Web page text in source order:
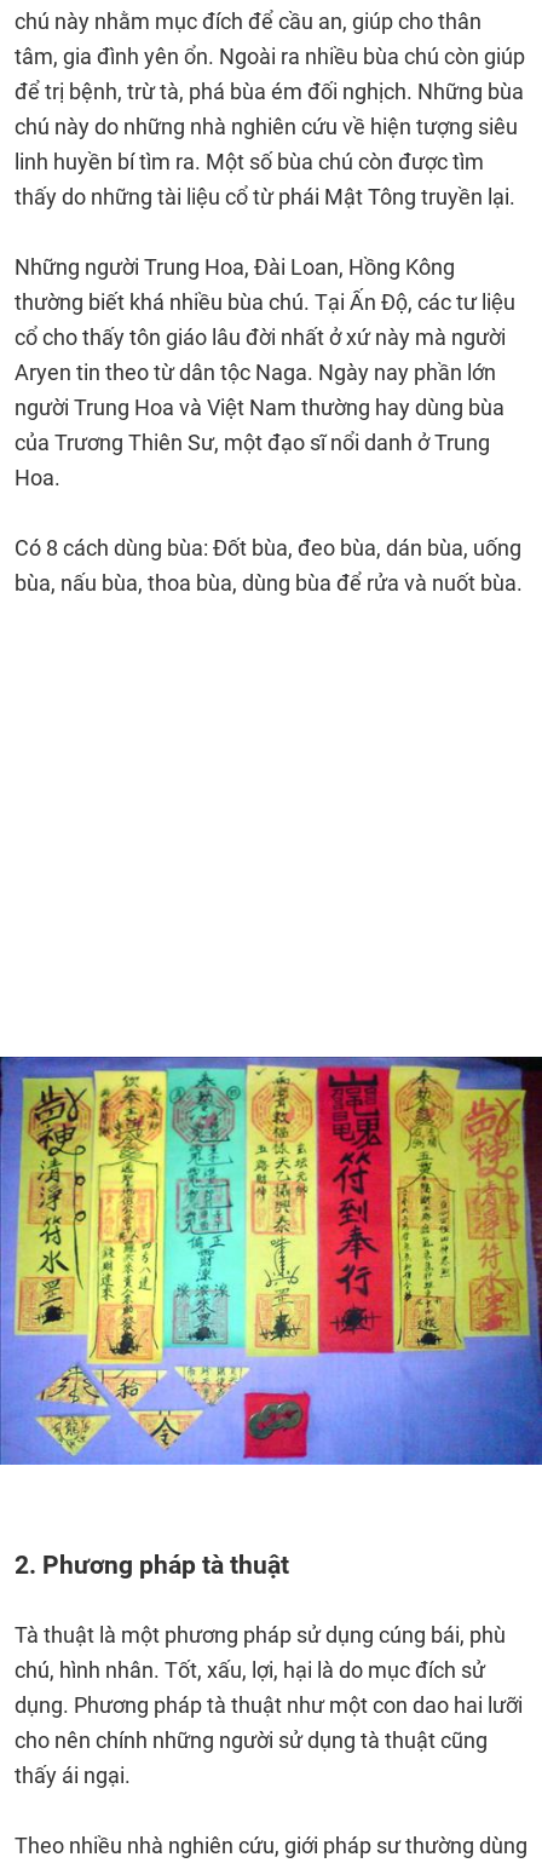
chú này nhằm mục đích để cầu an, giúp cho thân
tâm, gia đình yên ổn. Ngoài ra nhiều bùa chú còn giúp
để trị bệnh, trừ tà, phá bùa ém đối nghịch. Những bùa
chú này do những nhà nghiên cứu về hiện tượng siêu
linh huyền bí tìm ra. Một số bùa chú còn được tìm
thấy do những tài liệu cổ từ phái Mật Tông truyền lại.
Những người Trung Hoa, Đài Loan, Hồng Kông
thường biết khá nhiều bùa chú. Tại Ấn Độ, các tư liệu
cổ cho thấy tôn giáo lâu đời nhất ở xứ này mà người
Aryen tin theo từ dân tộc Naga. Ngày nay phần lớn
người Trung Hoa và Việt Nam thường hay dùng bùa
của Trương Thiên Sư, một đạo sĩ nổi danh ở Trung
Hoa.
Có 8 cách dùng bùa: Đốt bùa, đeo bùa, dán bùa, uống
bùa, nấu bùa, thoa bùa, dùng bùa để rửa và nuốt bùa.
2. Phương pháp tà thuật
Tà thuật là một phương pháp sử dụng cúng bái, phù
chú, hình nhân. Tốt, xấu, lợi, hại là do mục đích sử
dụng. Phương pháp tà thuật như một con dao hai lưỡi
cho nên chính những người sử dụng tà thuật cũng
thấy ái ngại.
Theo nhiều nhà nghiên cứu, giới pháp sư thường dùng